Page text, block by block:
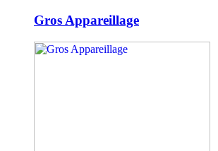
Gros Appareillage